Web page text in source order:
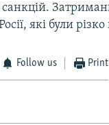
санкцій.
які були
Follow us Print